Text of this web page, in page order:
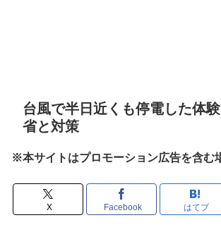
台風で半日近くも停電した体
省と対策
※本サイトはプロモーション広告を含む
X Facebook はてブ